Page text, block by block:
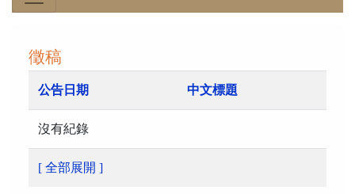
徵稿
公告日期 中文標題
沒有紀錄
[ 全部展開 ]